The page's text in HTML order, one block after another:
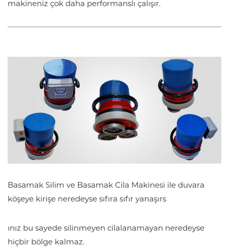
makineniz çok daha performanslı çalışır.
Basamak Silim ve Basamak Cila Makinesi ile duvara
köşeye kirişe neredeyse sıfıra sıfır yanaşırs
ınız bu sayede silinmeyen cilalanamayan neredeyse
hiçbir bölge kalmaz.